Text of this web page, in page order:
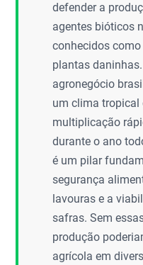
defender a
agentes bióticos
conhecidos
plantas
agronegócio
um clima tropical
multiplicação
durante o ano
é um pilar
segurança
lavouras e a
safras. Sem
produção
agrícola em